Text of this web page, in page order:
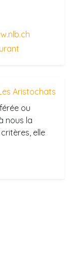
Aristochats
ou
nous la
elle